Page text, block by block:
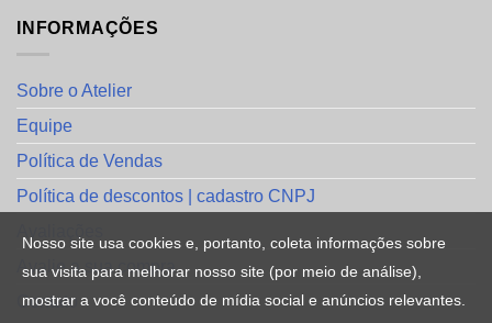
INFORMAÇÕES
Sobre o Atelier
Equipe
Política de Vendas
Política de descontos | cadastro CNPJ
Avalie a sua compra
Contato
Nosso site usa cookies e, portanto, coleta informações sobre
sua visita para melhorar nosso site (por meio de análise),
mostrar a você conteúdo de mídia social e anúncios relevantes.